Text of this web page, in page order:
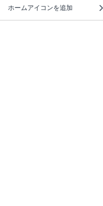
ホームアイコンを追加